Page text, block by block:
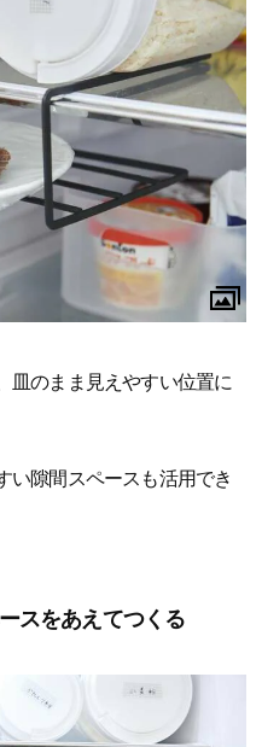
皿のまま見えやすい位置に
い隙間スペースも活用でき
スをあえてつくる